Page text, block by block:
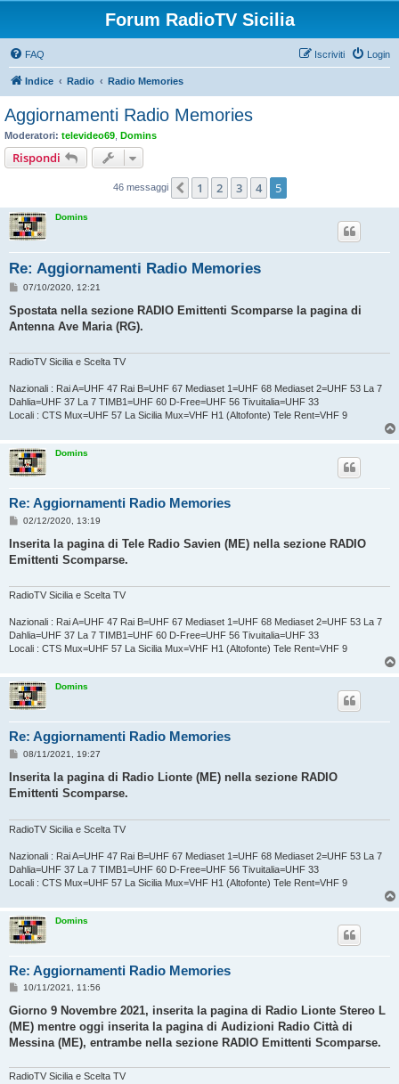
Forum RadioTV Sicilia
FAQ Login
Iscriviti
Indice Radio Radio Memories
Aggiornamenti Radio Memories
Moderatori: televideo69 Domins
Rispondi
46 messaggi Precedente
1 2 3 4 5
Domins
Re: Aggiornamenti Radio Memories
M
s
s
a
i
07/10/2020, 12:21
Spostata nella sezione RADIO Emittenti Scomparse la pagina di
Antenna Ave Maria (RG).
RadioTV Sicilia e Scelta TV
Nazionali : Rai A=UHF 47 Rai B=UHF 67 Mediaset 1=UHF 68 Mediaset 2=UHF 53 La 7
Dahlia=UHF 37 La 7 TIMB1=UHF 60 D-Free=UHF 56 Tivuitalia=UHF 33
Locali : CTS Mux=UHF 57 La Sicilia Mux=VHF H1 (Altofonte) Tele Rent=VHF 9
Domins
Re: Aggiornamenti Radio Memories
M
s
a
i
02/12/2020, 13:19
Inserita la pagina di Tele Radio Savien (ME) nella sezione RADIO
Emittenti Scomparse.
RadioTV Sicilia e Scelta TV
Nazionali : Rai A=UHF 47 Rai B=UHF 67 Mediaset 1=UHF 68 Mediaset 2=UHF 53 La 7
Dahlia=UHF 37 La 7 TIMB1=UHF 60 D-Free=UHF 56 Tivuitalia=UHF 33
Locali : CTS Mux=UHF 57 La Sicilia Mux=VHF H1 (Altofonte) Tele Rent=VHF 9
Domins
Re: Aggiornamenti Radio Memories
M
s
a
i
08/11/2021, 19:27
Inserita la pagina di Radio Lionte (ME) nella sezione RADIO
Emittenti Scomparse.
RadioTV Sicilia e Scelta TV
Nazionali : Rai A=UHF 47 Rai B=UHF 67 Mediaset 1=UHF 68 Mediaset 2=UHF 53 La 7
Dahlia=UHF 37 La 7 TIMB1=UHF 60 D-Free=UHF 56 Tivuitalia=UHF 33
Locali : CTS Mux=UHF 57 La Sicilia Mux=VHF H1 (Altofonte) Tele Rent=VHF 9
Domins
Re: Aggiornamenti Radio Memories
M
s
a
g
10/11/2021, 11:56
Giorno 9 Novembre 2021, inserita la pagina di Radio Lionte Stereo L
(ME) mentre oggi inserita la pagina di Audizioni Radio Città di
Messina (ME), entrambe nella sezione RADIO Emittenti Scomparse.
RadioTV Sicilia e Scelta TV